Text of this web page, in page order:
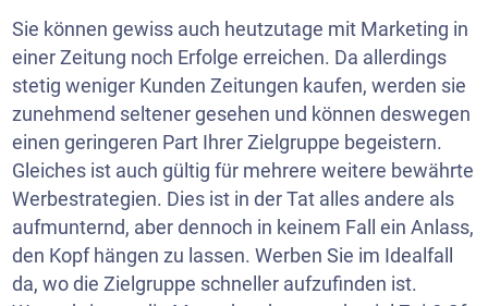
Sie können gewiss auch heutzutage mit Marketing in
einer Zeitung noch Erfolge erreichen. Da allerdings
stetig weniger Kunden Zeitungen kaufen, werden sie
zunehmend seltener gesehen und können deswegen
einen geringeren Part Ihrer Zielgruppe begeistern.
Gleiches ist auch gültig für mehrere weitere bewährte
Werbestrategien. Dies ist in der Tat alles andere als
aufmunternd, aber dennoch in keinem Fall ein Anlass,
den Kopf hängen zu lassen. Werben Sie im Idealfall
da, wo die Zielgruppe schneller aufzufinden ist.